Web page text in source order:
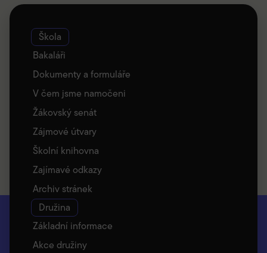
Škola
Bakaláři
Dokumenty a formuláře
V čem jsme namočeni
Žákovský senát
Zájmové útvary
Školní knihovna
Zajímavé odkazy
Archiv stránek
Družina
Základní informace
Akce družiny